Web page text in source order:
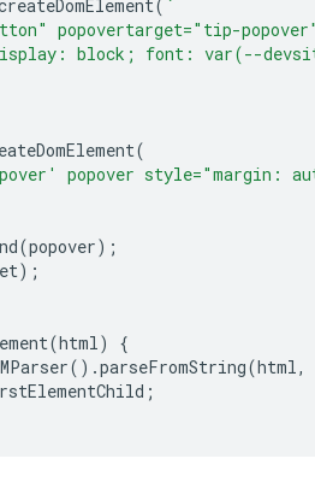
( `
popovertarget="tip-
block; font: var(--
(
popover style="margin:
(popover);
);
(html)
{
().parseFromString(html,
;